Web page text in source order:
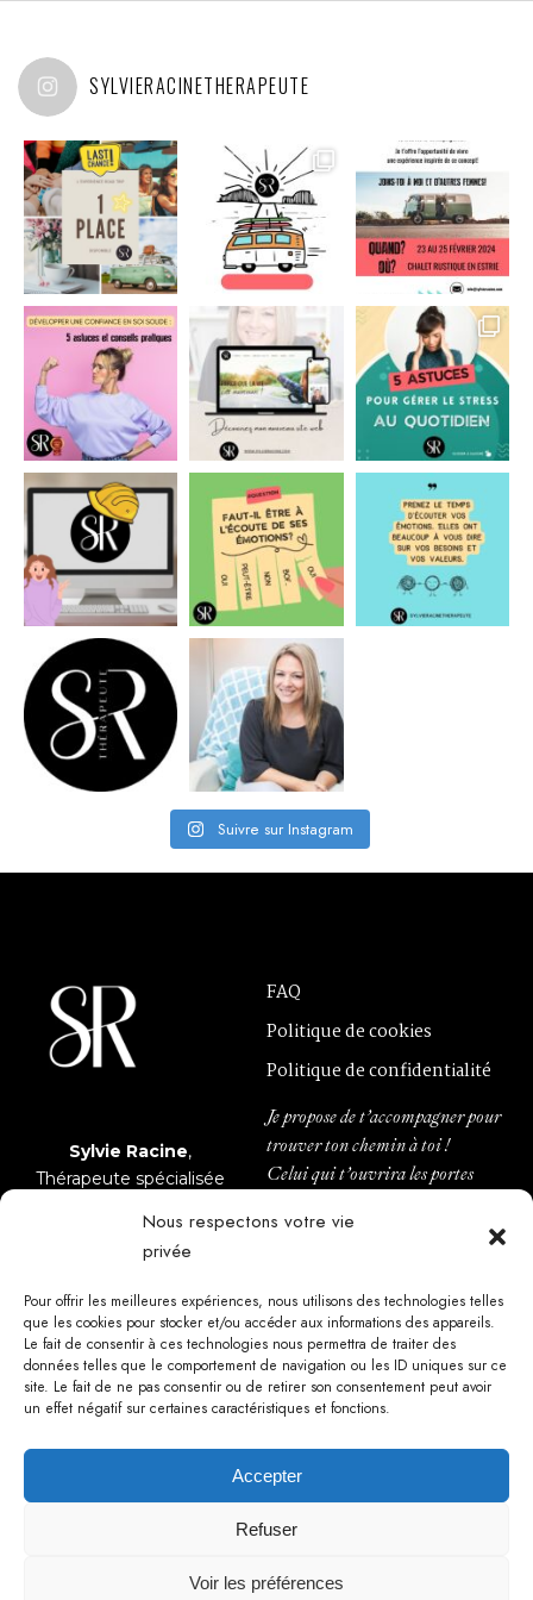
Nous respectons votre vie
privée
Pour offrir les meilleures expériences, nous utilisons des technologies telles
que les cookies pour stocker et/ou accéder aux informations des appareils.
Le fait de consentir à ces technologies nous permettra de traiter des
données telles que le comportement de navigation ou les ID uniques sur ce
site. Le fait de ne pas consentir ou de retirer son consentement peut avoir
un effet négatif sur certaines caractéristiques et fonctions.
Accepter
Refuser
Voir les préférences
SYLVIERACINETHERAPEUTE
Suivre sur Instagram
Sylvie Racine,
Thérapeute spécialisée
FAQ
Politique de cookies
Politique de confidentialité
Je propose de t’accompagner pour
trouver ton chemin à toi !
Celui qui t’ouvrira les portes
MÉDIAS
info@sylvieracine.com